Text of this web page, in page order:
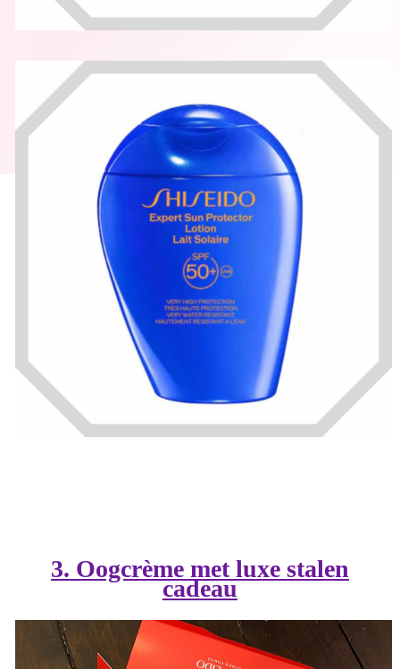
3. Oogcrème met luxe stalen
cadeau